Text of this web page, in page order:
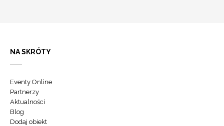
NA SKRÓTY
Eventy Online
Partnerzy
Aktualności
Blog
Dodaj obiekt